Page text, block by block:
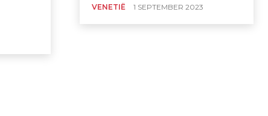
VENETIË 1 SEPTEMBER 2023